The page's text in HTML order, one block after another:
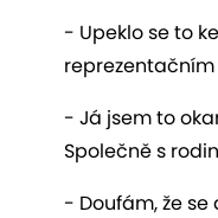
- Upeklo se to
reprezentačním
- Já jsem to
Společně s
- Doufám, že